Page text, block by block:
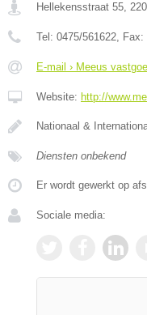
Hellekensstraat 55,
Tel: 0475/561622, Fax:
E-mail › Meeus
Website: http://
Nationaal &
Diensten onbekend
Er wordt gewerkt op
Sociale media: